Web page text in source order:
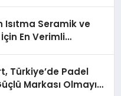
Isıtma Seramik ve
En Verimli
Türkiye’de Padel
Markası Olmayı